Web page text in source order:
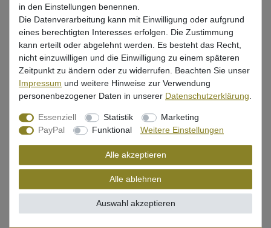
Gr. 4/0 / 21g / Colorado Copper + Willow Gold + Kaiko
Gr. 4/0 / 21g / Colorado Silver + Willow Gold + Ayu
Gr. 4/0 / 21g / Colorado Gold + Willow Gold + Rudd
UVP 9,99 €
8,99 EUR *
* inkl. ges. MwSt. zzgl. Versandkosten
Informationen zur Berechnung des Liefertermins hier
in den Einstellungen benennen.
Die Datenverarbeitung kann mit Einwilligung oder aufgrund
eines berechtigten Interesses erfolgen. Die Zustimmung
kann erteilt oder abgelehnt werden. Es besteht das Recht,
nicht einzuwilligen und die Einwilligung zu einem späteren
Zeitpunkt zu ändern oder zu widerrufen. Beachten Sie unser
Impressum und weitere Hinweise zur Verwendung
personenbezogener Daten in unserer Daten­schutz­erklärung.
Essenziell Statistik
Marketing
PayPal
Funktional Weitere Einstellungen
Alle akzeptieren
Alle ablehnen
Auswahl akzeptieren